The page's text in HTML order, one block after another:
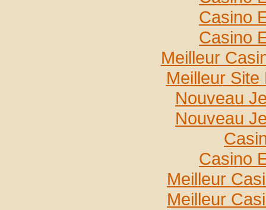
Casino
Casino
Meilleur
Meilleur
Nouveau
Nouveau
Casino
Meilleur
Meilleur